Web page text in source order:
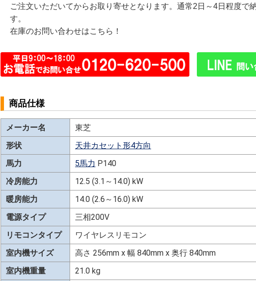
ご注文いただいてからお取り寄せとなります。通常2日～4日程度で
す。
在庫のお問い合わせはこちら！
商品仕様
メーカー名
東芝
形状
天井カセット形4方向
馬力
5馬力 P140
冷房能力
12.5 (3.1～14.0) kW
暖房能力
14.0 (2.6～16.0) kW
電源タイプ
三相200V
リモコンタイプ
ワイヤレスリモコン
室内機サイズ
高さ 256mm x 幅 840mm x 奥行 840mm
室内機重量
21.0 kg